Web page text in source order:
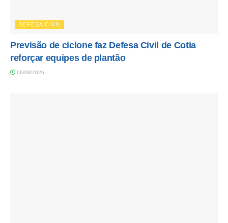
DEFESA CIVIL
Previsão de ciclone faz Defesa Civil de Cotia
reforçar equipes de plantão
06/08/2026